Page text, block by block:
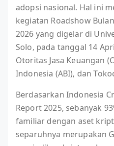
adopsi nasional. Hal ini
kegiatan Roadshow
2026 yang digelar di
Solo, pada tanggal 14
Otoritas Jasa Keuangan
Indonesia (ABI), dan
Berdasarkan Indonesia
Report 2025, sebanyak
familiar dengan aset
separuhnya merupakan